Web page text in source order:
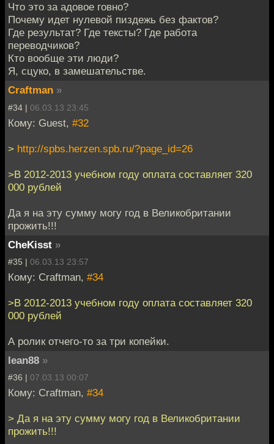
Что это за адовое говно?
Почему идет нулевой пиздежь без фактов?
Где результат? Где тексты? Где работа
переводчиков?
Кто вообще эти люди?
Я, сцуко, в замешательстве.
Craftman »
#34 | 06.03.13 23:45
Кому: Guest, #32
> http://spbs.herzen.spb.ru/?page_id=26
>В 2012-2013 учебном году оплата составляет 320
000 рублей
Да я на эту сумму могу год в Великобритании
прожить!!!
CheKisst »
#35 | 06.03.13 23:57
Кому: Craftman, #34
>В 2012-2013 учебном году оплата составляет 320
000 рублей
А ролик отчего-то за три копейки.
lean88 »
#36 | 07.03.13 00:07
Кому: Craftman, #34
> Да я на эту сумму могу год в Великобритании
прожить!!!